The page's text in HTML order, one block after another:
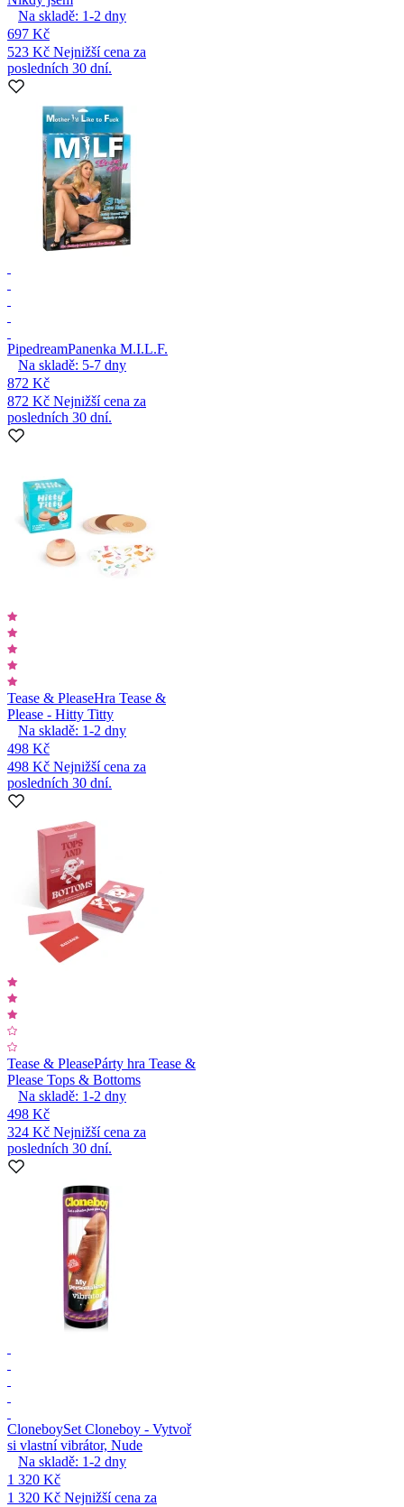
Na skladě: 1-2 dny
697 Kč
523 Kč Nejnižší cena za
posledních 30 dní.
PipedreamPanenka M.I.L.F.
Na skladě: 5-7 dny
872 Kč
872 Kč Nejnižší cena za
posledních 30 dní.
Tease & PleaseHra Tease &
Please - Hitty Titty
Na skladě: 1-2 dny
498 Kč
498 Kč Nejnižší cena za
posledních 30 dní.
Tease & PleasePárty hra Tease &
Please Tops & Bottoms
Na skladě: 1-2 dny
498 Kč
324 Kč Nejnižší cena za
posledních 30 dní.
CloneboySet Cloneboy - Vytvoř
si vlastní vibrátor, Nude
Na skladě: 1-2 dny
1 320 Kč
1 320 Kč Nejnižší cena za